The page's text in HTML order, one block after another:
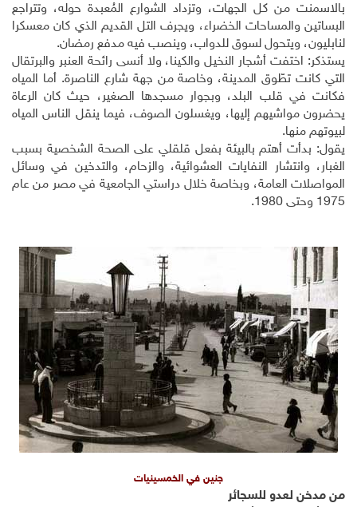
بالاسمنت من كل الجهات، وتزداد الشوارع المُعبدة حوله، وتتراجع
البساتين والمساحات الخضراء، ويجرف التل القديم الذي كان معسكرا
لنابليون، ويتحول لسوق للدواب، وينصب فيه مدفع رمضان.
يستذكر: اختفت أشجار النخيل والكينا، ولا أنسى رائحة العنبر والبرتقال
التي كانت تطّوق المدينة، وخاصة من جهة شارع الناصرة. أما المياه
فكانت في قلب البلد، وبجوار مسجدها الصغير، حيث كان الرعاة
يحضرون مواشيهم إليها، ويغسلون الصوف، فيما ينقل الناس المياه
لبيوتهم منها.
يقول: بدأت أهتم بالبيئة بفعل قلقلي على الصحة الشخصية بسبب
الغبار، وانتشار النفايات العشوائية، والزحام، والتدخين في وسائل
المواصلات العامة، وبخاصة خلال دراستي الجامعية في مصر من عام
1975 وحتى 1980.
جنين في الخمسينيات
من مدخن لعدو للسجائر